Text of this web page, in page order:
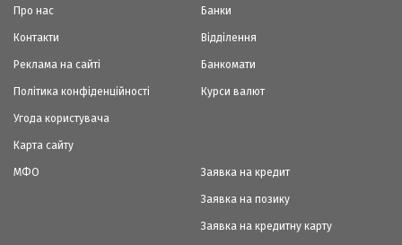
Про нас
Контакти
Реклама на сайті
Політика конфіденційності
Угода користувача
Карта сайту
Банки
Відділення
Банкомати
Курси валют
МФО Заявка на кредит
Заявка на позику
Заявка на кредитну карту